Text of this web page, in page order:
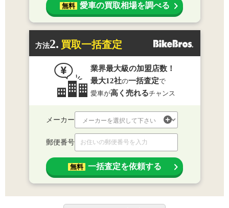
無料 愛車の買取相場を調べる
方法2. 買取一括査定
業界最大級の加盟店数！
最大12社の一括査定で
愛車が高く売れるチャンス
メーカー
郵便番号
無料 一括査定を依頼する